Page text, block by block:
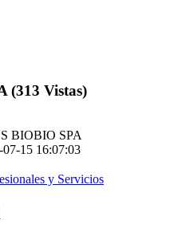
(313 Vistas)
BIOBIO SPA
07-15 16:07:03
y Servicios